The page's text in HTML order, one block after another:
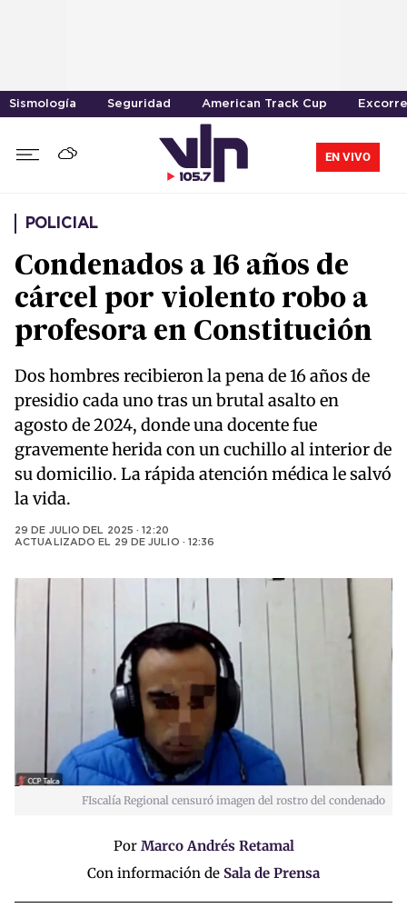
Sismología Seguridad American Track Cup
EN VIVO
POLICIAL
Condenados a 16 años de
cárcel por violento robo a
profesora en Constitución
Dos hombres recibieron la pena de 16 años de
presidio cada uno tras un brutal asalto en
agosto de 2024, donde una docente fue
gravemente herida con un cuchillo al interior de
su domicilio. La rápida atención médica le salvó
la vida.
29 DE JULIO DEL 2025 · 12:20
ACTUALIZADO EL 29 DE JULIO · 12:36
FIscalía Regional censuró imagen del rostro del condenado
Por Marco Andrés Retamal
Con información de Sala de Prensa